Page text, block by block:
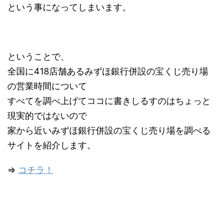
という事になってしまいます。
ということで、
全国に418店舗あるみずほ銀行併設の宝くじ売り場
の営業時間について
すべてを調べ上げてココに書きしるすのはちょっと
現実的ではないので
家から近いみずほ銀行併設の宝くじ売り場を調べる
サイトを紹介します。
⇒ コチラ！